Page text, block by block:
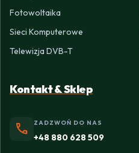
Fotowoltaika
Sieci Komputerowe
Telewizja DVB-T
Kontakt & Sklep
phone ZADZWOŃ DO NAS
+48 880 628 509